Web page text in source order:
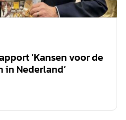
‘Kansen voor de
in Nederland’